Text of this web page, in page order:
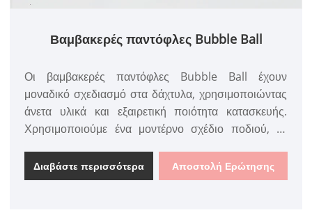
Βαμβακερές παντόφλες Bubble Ball
Οι βαμβακερές παντόφλες Bubble Ball έχουν
μοναδικό σχεδιασμό στα δάχτυλα, χρησιμοποιώντας
άνετα υλικά και εξαιρετική ποιότητα κατασκευής.
Χρησιμοποιούμε ένα μοντέρνο σχέδιο ποδιού, το
και δεν τρίβει τα πόδια, προστατεύοντας τα πόδια.
Διαβάστε περισσότερα Αποστολή Ερώτησης